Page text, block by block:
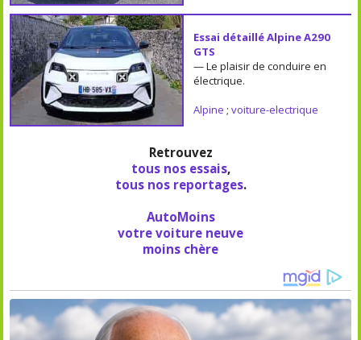
Essai détaillé Alpine A290
GTS
— Le plaisir de conduire en
électrique.
Alpine ; voiture-electrique
Retrouvez
tous nos essais,
tous nos reportages.
AutoMoins
votre voiture neuve
moins chère